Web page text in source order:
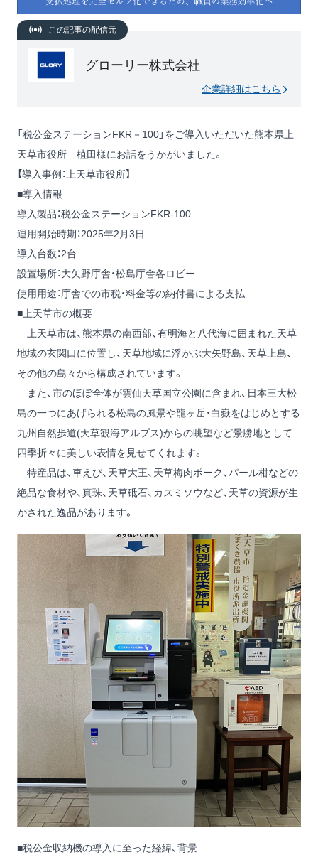
この記事の配信元
グローリー株式会社
企業詳細はこちら
「税公金ステーションFKR－100」をご導入いただいた熊本県上
天草市役所 植田様にお話をうかがいました。
【導入事例：上天草市役所】
■導入情報
導入製品：税公金ステーションFKR-100
運用開始時期：2025年2月3日
導入台数：2台
設置場所：大矢野庁舎・松島庁舎各ロビー
使用用途：庁舎での市税・料金等の納付書による支払
■上天草市の概要
上天草市は、熊本県の南西部、有明海と八代海に囲まれた天草
地域の玄関口に位置し、天草地域に浮かぶ大矢野島、天草上島、
その他の島々から構成されています。
また、市のほぼ全体が雲仙天草国立公園に含まれ、日本三大松
島の一つにあげられる松島の風景や龍ヶ岳・白嶽をはじめとする
九州自然歩道(天草観海アルプス)からの眺望など景勝地として
四季折々に美しい表情を見せてくれます。
特産品は、車えび、天草大王、天草梅肉ポーク、パール柑などの
絶品な食材や、真珠、天草砥石、カスミソウなど、天草の資源が生
かされた逸品があります。
■税公金収納機の導入に至った経緯、背景